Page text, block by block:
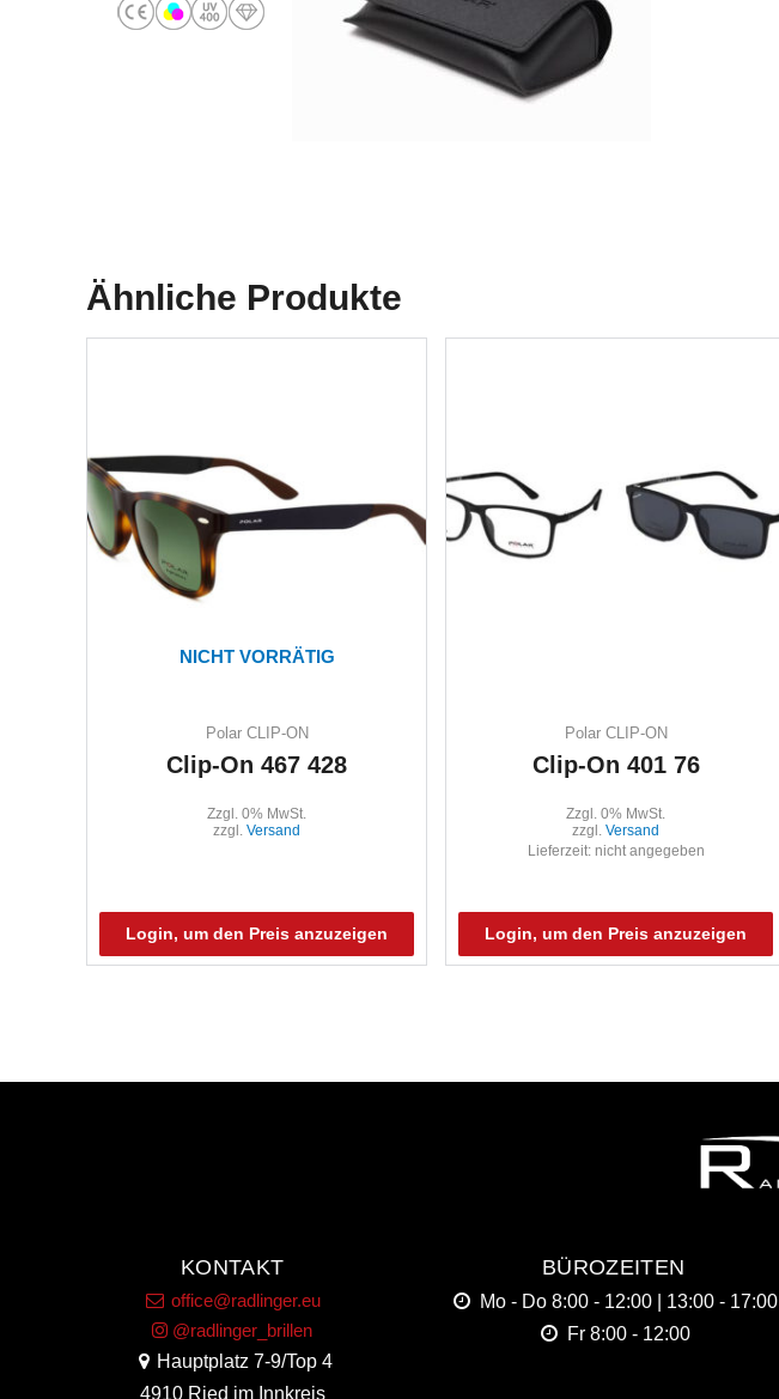
Ähnliche Produkte
NICHT VORRÄTIG
Polar CLIP-ON
Clip-On 467 428
Login, um den Preis anzuzeigen
Zzgl. 0% MwSt.
zzgl. Versand
Polar CLIP-ON
Clip-On 401 76
Login, um den Preis anzuzeigen
Zzgl. 0% MwSt.
zzgl. Versand
Lieferzeit: nicht angegeben
KONTAKT
office@radlinger.eu
@radlinger_brillen
Hauptplatz 7-9/Top 4
4910 Ried im Innkreis
BÜROZEITEN
Mo - Do 8:00 - 12:00 | 13:00 - 17:00
Fr 8:00 - 12:00